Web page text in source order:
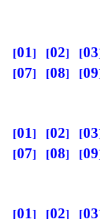
01 02 03
07
08 09
01 02 03
07
08 09
01 02 03